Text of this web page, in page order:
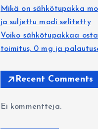
Mikä on sähkötupakka
ja suljettu modi selitetty
Voiko sähkötupakkaa
toimitus, 0 mg ja
Recent Comments
Ei kommentteja.